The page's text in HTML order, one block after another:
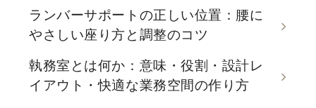
ランバーサポートの正しい位置：腰に
やさしい座り方と調整のコツ
執務室とは何か：意味・役割・設計レ
イアウト・快適な業務空間の作り方